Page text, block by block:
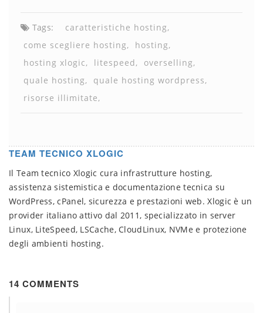
Tags:
caratteristiche hosting
come scegliere hosting
hosting
hosting xlogic
litespeed
overselling
quale hosting
quale hosting wordpress
risorse illimitate
TEAM TECNICO XLOGIC
Il Team tecnico Xlogic cura infrastrutture hosting,
assistenza sistemistica e documentazione tecnica su
WordPress, cPanel, sicurezza e prestazioni web. Xlogic è un
provider italiano attivo dal 2011, specializzato in server
Linux, LiteSpeed, LSCache, CloudLinux, NVMe e protezione
degli ambienti hosting.
14 COMMENTS